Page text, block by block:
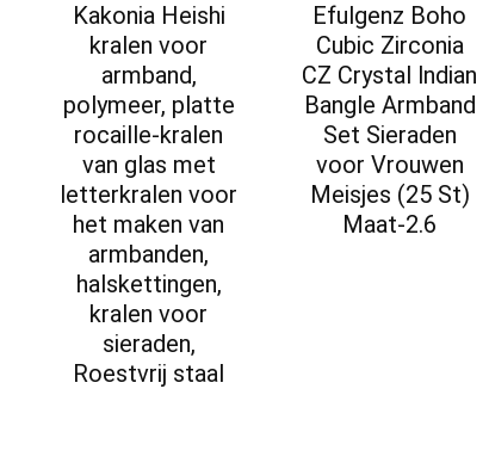
Kakonia Heishi
kralen voor
armband,
polymeer, platte
rocaille-kralen
van glas met
letterkralen voor
het maken van
armbanden,
halskettingen,
kralen voor
sieraden,
Roestvrij staal
Efulgenz Boho
Cubic Zirconia
CZ Crystal lndian
Bangle Armband
Set Sieraden
voor Vrouwen
Meisjes (25 St)
Maat-2.6